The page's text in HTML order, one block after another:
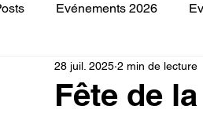
Evénements 2026
Evénements passés
Fête de
28 juil. 2025 2 min de lecture